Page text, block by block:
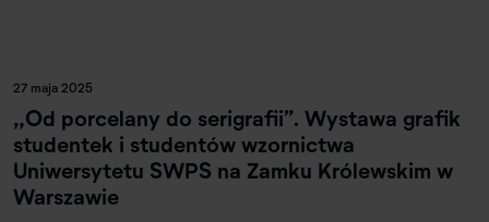
27 maja 2025
„Od porcelany do serigrafii”. Wystawa grafik
studentek i studentów wzornictwa
Uniwersytetu SWPS na Zamku Królewskim w
Warszawie